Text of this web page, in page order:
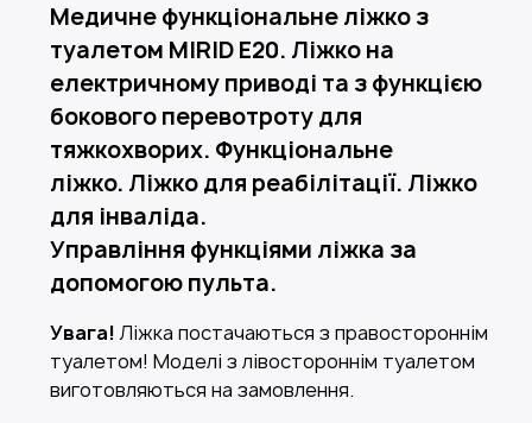
Медичне функціональне ліжко з
туалетом MIRID E20. Ліжко на
електричному приводі та з функцією
бокового перевотроту для
тяжкохворих. Функціональне
ліжко. Ліжко для реабілітації. Ліжко
для інваліда.
Управління функціями ліжка за
допомогою пульта.
Увага!Ліжка постачаються з правостороннім
туалетом! Моделі з лівостороннім туалетом
виготовляються на замовлення.